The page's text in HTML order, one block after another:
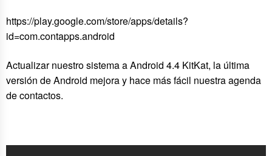
https://play.google.com/store/apps/details?
id=com.contapps.android
Actualizar nuestro sistema a Android 4.4 KitKat, la última
versión de Android mejora y hace más fácil nuestra agenda
de contactos.